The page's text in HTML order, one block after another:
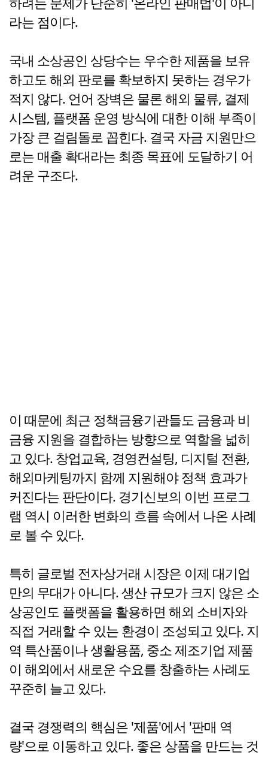
라는 점이다.
국내 소상공인 상당수는 우수한 제품을 보유
하고도 해외 판로를 확보하지 못하는 경우가
적지 않다. 언어 장벽은 물론 해외 물류, 결제
시스템, 플랫폼 운영 방식에 대한 이해 부족이
가장 큰 걸림돌로 꼽힌다. 결국 자금 지원만으
로는 매출 확대라는 최종 목표에 도달하기 어
려운 구조다.
이 때문에 최근 정책금융기관들도 금융과 비
금융 지원을 결합하는 방향으로 역할을 넓히
고 있다. 창업교육, 경영컨설팅, 디지털 전환,
해외마케팅까지 함께 지원해야 정책 효과가
커진다는 판단이다. 경기신보의 이번 프로그
램 역시 이러한 변화의 흐름 속에서 나온 사례
로 볼 수 있다.
특히 글로벌 전자상거래 시장은 이제 대기업
만의 무대가 아니다. 생산 규모가 크지 않은 소
상공인도 플랫폼을 활용하면 해외 소비자와
직접 거래할 수 있는 환경이 조성되고 있다. 지
역 특산품이나 생활용품, 중소 제조기업 제품
이 해외에서 새로운 수요를 창출하는 사례도
꾸준히 늘고 있다.
결국 경쟁력의 핵심은 '제품'에서 '판매 역
량'으로 이동하고 있다. 좋은 상품을 만드는 것